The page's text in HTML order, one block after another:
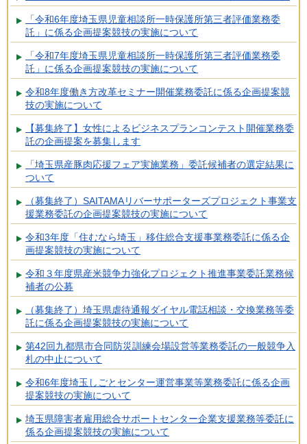
「令和6年度埼玉県児童相談所一時保護所第三者評価業務委
託」に係る企画提案競技の実施について
「令和7年度埼玉県児童相談所一時保護所第三者評価業務委
託」に係る企画提案競技の実施について
令和8年度働き方改革セミナー開催業務委託に係る企画提案競
技の実施について
【募集終了】女性によるビジネスプランコンテスト開催業務委
託の企画提案を募集します
「埼玉県産豚肉応援フェア実施業務」委託候補者の選定結果に
ついて
（募集終了）SAITAMAリバーサポーターズプロジェクト事業支
援業務委託の企画提案競技の実施について
令和3年度「住むなら埼玉」移住総合支援事業務委託に係る企
画提案競技の実施について
令和３年度県産米競争力強化プロジェクト推進事業委託業務候
補者の公募
（募集終了）埼玉県虐待通報ダイヤル電話相談・交換業務等委
託に係る企画提案競技の実施について
第42回九都県市合同防災訓練会場設営等業務委託の一般競争入
札の中止について
令和6年度埼玉しごとセンター運営事業等業務委託に係る企画
提案競技の実施について
埼玉県障害者雇用総合サポートセンター企業支援業務等委託に
係る企画提案競技の実施について